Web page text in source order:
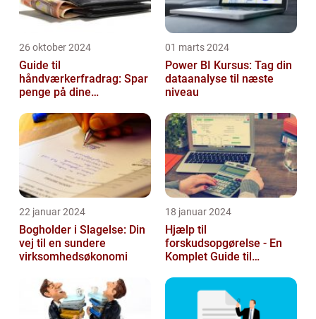
26 oktober 2024
Guide til
håndværkerfradrag: Spar
penge på dine
01 marts 2024
Power BI Kursus: Tag din
dataanalyse til næste
niveau
22 januar 2024
Bogholder i Slagelse: Din
vej til en sundere
virksomhedsøkonomi
18 januar 2024
Hjælp til
forskudsopgørelse - En
Komplet Guide til